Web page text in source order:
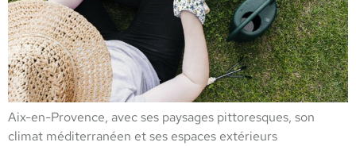
Aix-en-Provence, avec ses paysages pittoresques, son
climat méditerranéen et ses espaces extérieurs